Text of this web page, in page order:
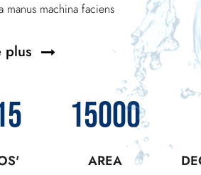
manus machina faciens
plus
15000
AREA